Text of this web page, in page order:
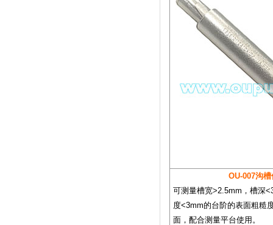
OU-007沟
可测量槽宽>2.5mm，槽深
度<3mm的台阶的表面粗糙
面，配合测量平台使用。